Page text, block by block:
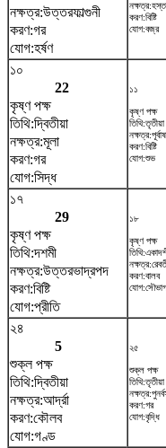
নক্ষত্র:উত্তরফাল্গুনী
করণ:গর
যোগ:হর্ষণ
করণ:বিষ্টি
যোগ:বজ্র
১০
22
কৃষ্ণ পক্ষ
তিথি:দ্বিতীয়া
নক্ষত্র:মূলা
করণ:গর
যোগ:সিদ্ধ
১১
কৃষ্ণ পক্ষ
তিথি:তৃতীয়া
করণ:বিষ্টি
যোগ:শুভ
১৭
29
কৃষ্ণ পক্ষ
তিথি:দশমী
নক্ষত্র:উত্তরভাদ্রপদ
করণ:বিষ্টি
যোগ:প্রীতি
১৮
কৃষ্ণ পক্ষ
করণ:বালব
২৪
5
শুক্ল পক্ষ
তিথি:দ্বিতীয়া
নক্ষত্র:আর্দ্রা
করণ:কৌলব
যোগ:গণ্ড
২৫
শুক্ল পক্ষ
তিথি:তৃতীয়া
করণ:গর
যোগ:বৃদ্ধি